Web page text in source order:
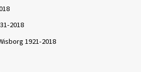
2018
1921-2018